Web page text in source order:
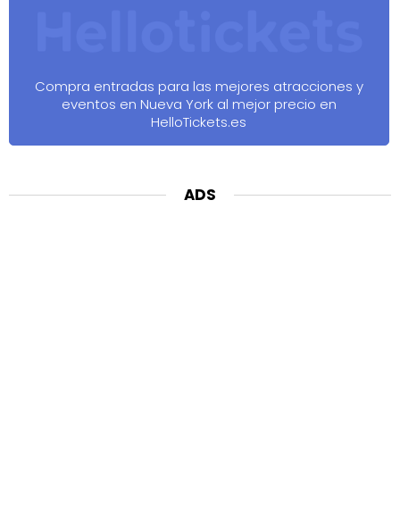
Compra entradas para las mejores atracciones y
eventos en Nueva York al mejor precio en
HelloTickets.es
ADS